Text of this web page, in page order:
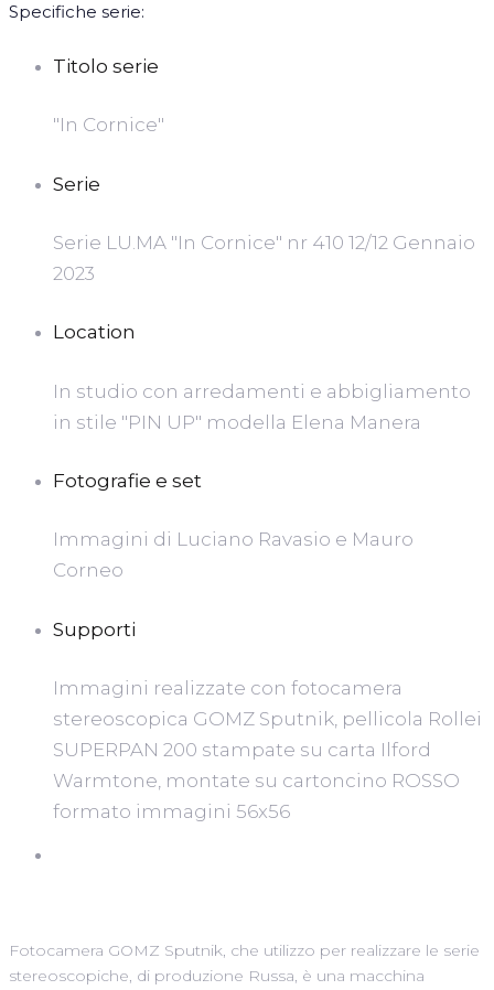
Specifiche serie:
Titolo serie
"In Cornice"
Serie
Serie LU.MA "In Cornice" nr 410 12/12 Gennaio
2023
Location
In studio con arredamenti e abbigliamento
in stile "PIN UP" modella Elena Manera
Fotografie e set
Immagini di Luciano Ravasio e Mauro
Corneo
Supporti
Immagini realizzate con fotocamera
stereoscopica GOMZ Sputnik, pellicola Rollei
SUPERPAN 200 stampate su carta Ilford
Warmtone, montate su cartoncino ROSSO
formato immagini 56x56
Fotocamera GOMZ Sputnik, che utilizzo per realizzare le serie
stereoscopiche, di produzione Russa, è una macchina